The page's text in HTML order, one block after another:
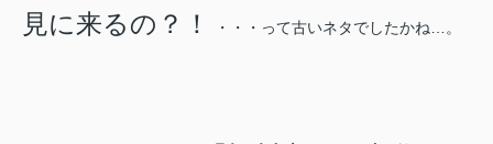
見に来るの？！
・・・って古いネタでしたかね…。